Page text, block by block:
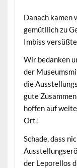
Danach kamen
gemütllich zu
Imbiss
Wir bedanken
der
die
gute
hoffen auf
Ort!
Schade, dass
der Leporellos